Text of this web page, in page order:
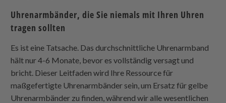
Uhrenarmbänder, die Sie niemals mit Ihren Uhren
tragen sollten
Es ist eine Tatsache. Das durchschnittliche Uhrenarmband
hält nur 4-6 Monate, bevor es vollständig versagt und
bricht. Dieser Leitfaden wird Ihre Ressource für
maßgefertigte Uhrenarmbänder sein, um Ersatz für gelbe
Uhrenarmbänder zu finden, während wir alle wesentlichen